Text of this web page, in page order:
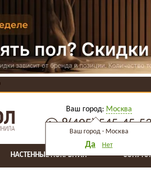
Ваш город: Москва
Ваш город - Москва
Да Нет
8(495) 545-45-
НАСТЕННЫЕ ПОКРЫТИЯ